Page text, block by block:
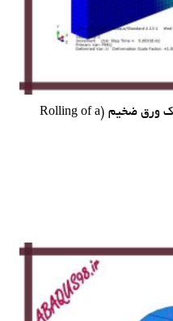
فایل آموزشی بیستم: فرایند نورد یک ورق ضخیم (Rolling of a